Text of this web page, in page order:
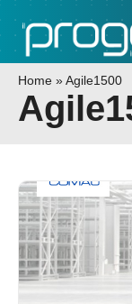
Home » Agile1500